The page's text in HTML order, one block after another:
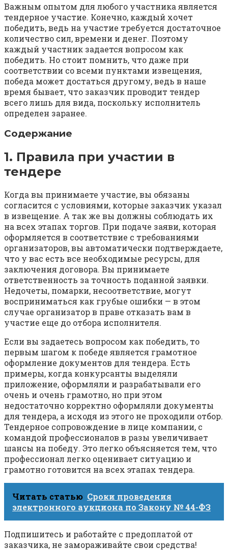
Важным опытом для любого участника является
тендерное участие. Конечно, каждый хочет
победить, ведь на участие требуется достаточное
количество сил, времени и денег. Поэтому
каждый участник задается вопросом как
победить. Но стоит помнить, что даже при
соответствии со всеми пунктами извещения,
победа может достаться другому, ведь в наше
время бывает, что заказчик проводит тендер
всего лишь для вида, поскольку исполнитель
определен заранее.
Содержание
1. Правила при участии в
тендере
Когда вы принимаете участие, вы обязаны
согласится с условиями, которые заказчик указал
в извещение. А так же вы должны соблюдать их
на всех этапах торгов. При подаче заяви, которая
оформляется в соответствие с требованиями
организаторов, вы автоматически подтверждаете,
что у вас есть все необходимые ресурсы, для
заключения договора. Вы принимаете
ответственность за точность поданной заявки.
Недочеты, помарки, несоответствие, могут
восприниматься как грубые ошибки — в этом
случае организатор в праве отказать вам в
участие еще до отбора исполнителя.
Если вы задаетесь вопросом как победить, то
первым шагом к победе является грамотное
оформление документов для тендера. Есть
примеры, когда конкурсанты выделяли
приложение, оформляли и разрабатывали его
очень и очень грамотно, но при этом
недостаточно корректно оформляли документы
для тендера, а исходя из этого не проходили отбор.
Тендерное сопровождение в лице компании, с
командой профессионалов в разы увеличивает
шансы на победу. Это легко объясняется тем, что
профессионал легко оценивает ситуацию и
грамотно готовится на всех этапах тендера.
Читать статью Сроки проведения
электронного аукциона по Закону № 44-ФЗ
Подпишитесь и работайте с предоплатой от
заказчика, не замораживайте свои средства!